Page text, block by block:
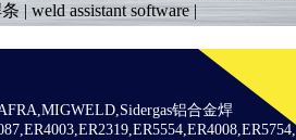
| weld assistant software|
铝合金焊